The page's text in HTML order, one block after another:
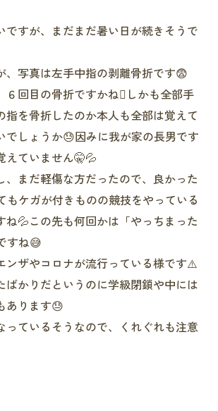
ですが、まだまだ暑い日が続きそうで
、写真は左手中指の剥離骨折です😨
６回目の骨折ですかね🫩しかも全部手
指を骨折したのか本人も全部は覚えて
でしょうか😓因みに我が家の長男です
えていません🤫💦
、まだ軽傷な方だったので、良かった
もケガが付きものの競技をやっている
ね💦この先も何回かは「やっちまった
すね😅
ンザやコロナが流行っている様です⚠️
ばかりだというのに学級閉鎖や中には
あります😓
っているそうなので、くれぐれも注意